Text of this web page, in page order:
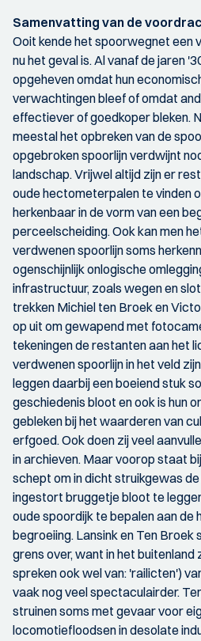
Samenvatting van de
Ooit kende het spoorwegnet een
nu het geval is. Al vanaf de jaren
opgeheven omdat hun
verwachtingen bleef of omdat
effectiever of goedkoper bleken.
meestal het opbreken van de
opgebroken spoorlijn verdwijnt
landschap. Vrijwel altijd zijn er
oude hectometerpalen te vinden
herkenbaar in de vorm van een
perceelscheiding. Ook kan men
verdwenen spoorlijn soms
ogenschijnlijk onlogische
infrastructuur, zoals wegen en
trekken Michiel ten Broek en
op uit om gewapend met
tekeningen de restanten aan het
verdwenen spoorlijn in het veld
leggen daarbij een boeiend stuk
geschiedenis bloot en ook is hun
gebleken bij het waarderen van
erfgoed. Ook doen zij veel
in archieven. Maar voorop staat
schept om in dicht struikgewas
ingestort bruggetje bloot te
oude spoordijk te bepalen aan de
begroeiing. Lansink en Ten
grens over, want in het buitenland
spreken ook wel van: 'railicten')
vaak nog veel spectaculairder.
struinen soms met gevaar voor
locomotiefloodsen in desolate